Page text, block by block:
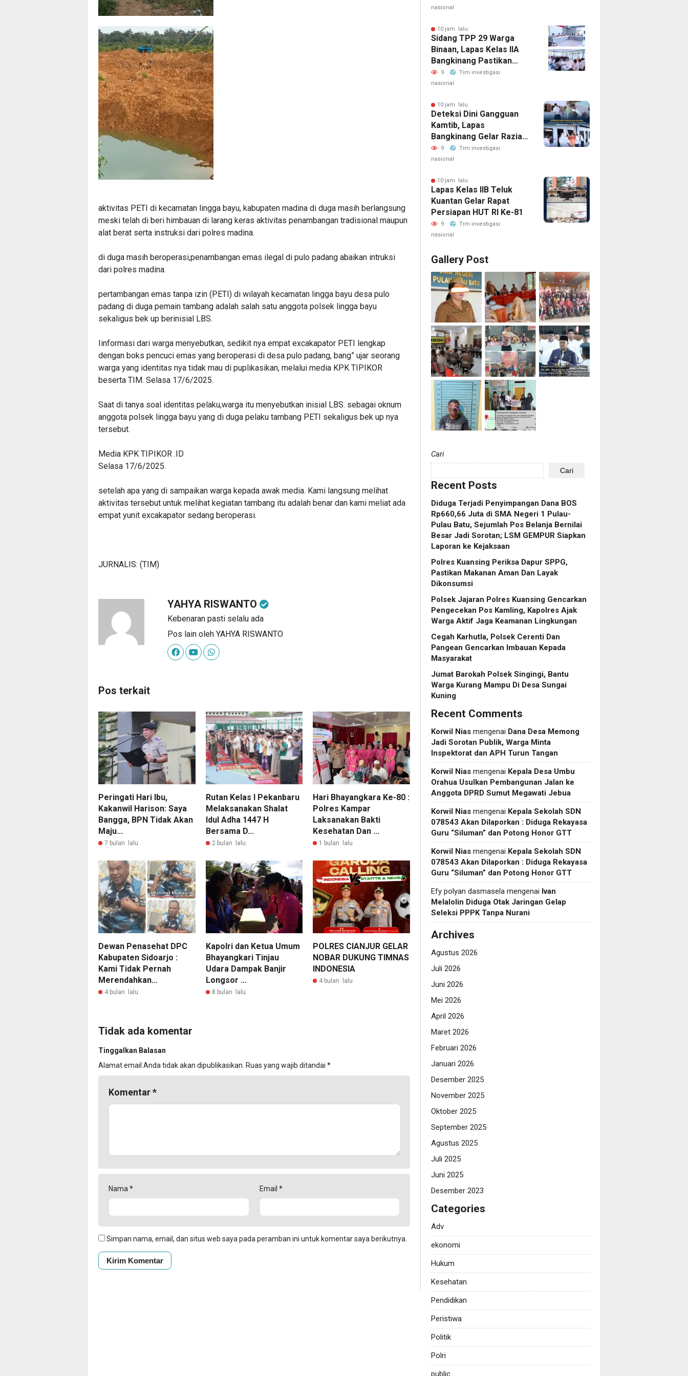
aktivitas PETI di kecamatan lingga bayu, kabupaten madina di duga masih berlangsung
meski telah di beri himbauan di larang keras aktivitas penambangan tradisional maupun
alat berat serta instruksi dari polres madina.
di duga masih beroperasi,penambangan emas ilegal di pulo padang abaikan intruksi
dari polres madina.
pertambangan emas tanpa izin (PETI) di wilayah kecamatan lingga bayu desa pulo
padang di duga pemain tambang adalah salah satu anggota polsek lingga bayu
sekaligus bek up berinisial LBS.
Iinformasi dari warga menyebutkan, sedikit nya empat excakapator PETI lengkap
dengan boks pencuci emas yang beroperasi di desa pulo padang, bang” ujar seorang
warga yang identitas nya tidak mau di puplikasikan, melalui media KPK TIPIKOR
beserta TIM. Selasa 17/6/2025.
Saat di tanya soal identitas pelaku,warga itu menyebutkan inisial LBS. sebagai oknum
anggota polsek lingga bayu yang di duga pelaku tambang PETI sekaligus bek up nya
tersebut.
Media KPK TIPIKOR .ID
Selasa 17/6/2025.
setelah apa yang di sampaikan warga kepada awak media. Kami langsung melihat
aktivitas tersebut untuk melihat kegiatan tambang itu adalah benar dan kami meliat ada
empat yunit excakapator sedang beroperasi.
JURNALIS: (TIM)
YAHYA RISWANTO
Kebenaran pasti selalu ada
Pos lain oleh YAHYA RISWANTO
Pos terkait
Peringati Hari Ibu,
Kakanwil Harison: Saya
Bangga, BPN Tidak Akan
Maju...
7 bulan lalu
Rutan Kelas I Pekanbaru
Melaksanakan Shalat
Idul Adha 1447 H
Bersama D...
2 bulan lalu
Hari Bhayangkara Ke-80 :
Polres Kampar
Laksanakan Bakti
Kesehatan Dan ...
1 bulan lalu
Dewan Penasehat DPC
Kabupaten Sidoarjo :
Kami Tidak Pernah
Merendahkan...
4 bulan lalu
Kapolri dan Ketua Umum
Bhayangkari Tinjau
Udara Dampak Banjir
Longsor ...
8 bulan lalu
POLRES CIANJUR GELAR
NOBAR DUKUNG TIMNAS
INDONESIA
4 bulan lalu
Tidak ada komentar
Tinggalkan Balasan
Alamat email Anda tidak akan dipublikasikan. Ruas yang wajib ditandai *
Komentar*
Nama* Email *
Simpan nama, email, dan situs web saya pada peramban ini untuk komentar saya berikutnya.
nasional
10 jam lalu
Sidang TPP 29 Warga
Binaan, Lapas Kelas IIA
Bangkinang Pastikan
Layanan Integrasi Gratis
Dan Transparan
9
Tim investigasi
nasional
10 jam lalu
Deteksi Dini Gangguan
Kamtib, Lapas
Bangkinang Gelar Razia
Insidentil Menuju Zero
Halinar
9
Tim investigasi
nasional
10 jam lalu
Lapas Kelas IIB Teluk
Kuantan Gelar Rapat
Persiapan HUT RI Ke-81
9
Tim investigasi
nasional
Gallery Post
Cari
Cari
Recent Posts
Diduga Terjadi Penyimpangan Dana BOS
Rp660,66 Juta di SMA Negeri 1 Pulau-
Pulau Batu, Sejumlah Pos Belanja Bernilai
Besar Jadi Sorotan; LSM GEMPUR Siapkan
Laporan ke Kejaksaan
Polres Kuansing Periksa Dapur SPPG,
Pastikan Makanan Aman Dan Layak
Dikonsumsi
Polsek Jajaran Polres Kuansing Gencarkan
Pengecekan Pos Kamling, Kapolres Ajak
Warga Aktif Jaga Keamanan Lingkungan
Cegah Karhutla, Polsek Cerenti Dan
Pangean Gencarkan Imbauan Kepada
Masyarakat
Jumat Barokah Polsek Singingi, Bantu
Warga Kurang Mampu Di Desa Sungai
Kuning
Recent Comments
Korwil Nias mengenai Dana Desa Memong
Jadi Sorotan Publik, Warga Minta
Inspektorat dan APH Turun Tangan
Korwil Nias mengenai Kepala Desa Umbu
Orahua Usulkan Pembangunan Jalan ke
Anggota DPRD Sumut Megawati Jebua
Korwil Nias mengenai Kepala Sekolah SDN
078543 Akan Dilaporkan : Diduga Rekayasa
Guru “Siluman” dan Potong Honor GTT
Korwil Nias mengenai Kepala Sekolah SDN
078543 Akan Dilaporkan : Diduga Rekayasa
Guru “Siluman” dan Potong Honor GTT
Efy polyan dasmasela mengenai Ivan
Melalolin Diduga Otak Jaringan Gelap
Seleksi PPPK Tanpa Nurani
Archives
Agustus 2026
Juli 2026
Juni 2026
Mei 2026
April 2026
Maret 2026
Februari 2026
Januari 2026
Desember 2025
November 2025
Oktober 2025
September 2025
Agustus 2025
Juli 2025
Juni 2025
Desember 2023
Categories
Adv
ekonomi
Hukum
Kesehatan
Pendidikan
Peristiwa
Politik
Polri
public